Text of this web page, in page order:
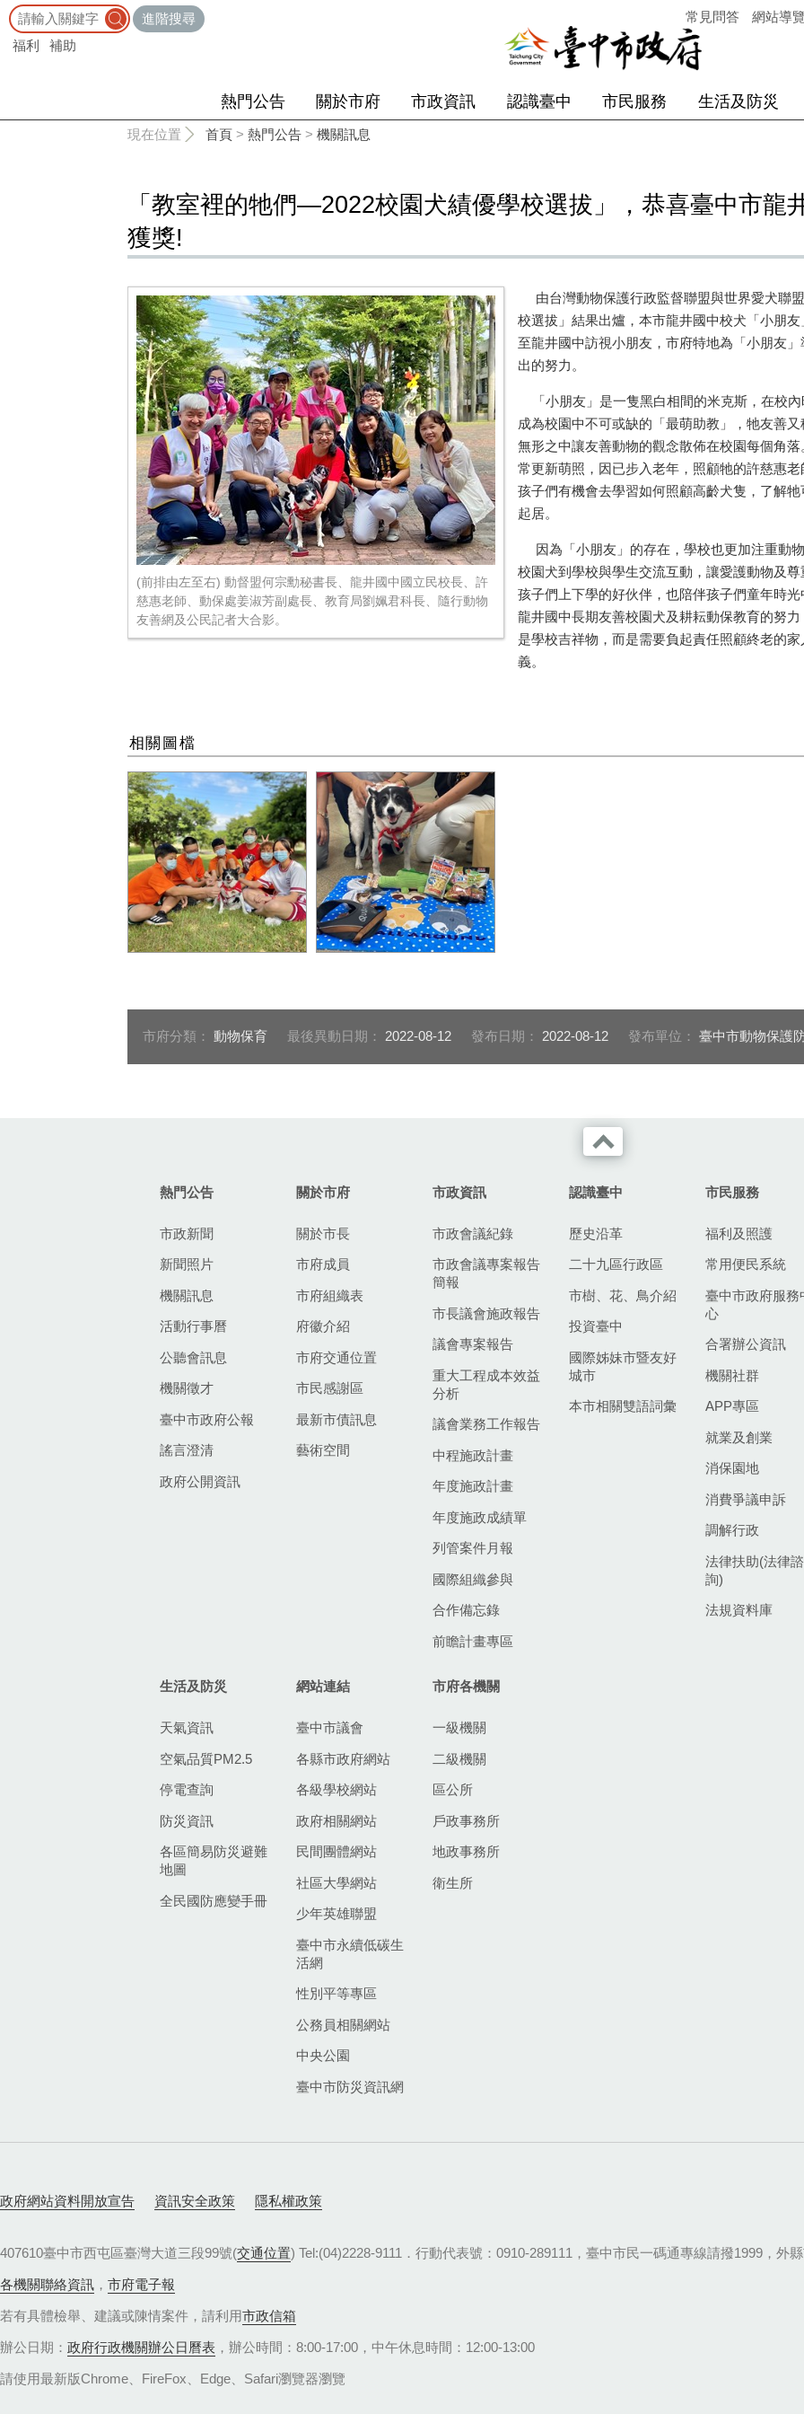
進階搜尋
福利
補助
常見問答 網站導
熱門公告 關於市府 市政資訊 認識臺中 市民服務 生活及防災
現在位置 首頁 > 熱門公告 > 機關訊息
「教室裡的牠們—2022校園犬績優學校選拔」，恭喜臺中市龍
獲獎!
(前排由左至右) 動督盟何宗勳秘書長、龍井國中國立民校長、許
慈惠老師、動保處姜淑芳副處長、教育局劉姵君科長、隨行動物
友善網及公民記者大合影。
由台灣動物保護行政監督聯盟與世界愛犬聯
校選拔」結果出爐，本市龍井國中校犬「小朋
至龍井國中訪視小朋友，市府特地為「小朋友
出的努力。
「小朋友」是一隻黑白相間的米克斯，在校
成為校園中不可或缺的「最萌助教」，牠友善
無形之中讓友善動物的觀念散佈在校園每個角
常更新萌照，因已步入老年，照顧牠的許慈惠
孩子們有機會去學習如何照顧高齡犬隻，了解
起居。
因為「小朋友」的存在，學校也更加注重動
校園犬到學校與學生交流互動，讓愛護動物及
孩子們上下學的好伙伴，也陪伴孩子們童年時
龍井國中長期友善校園犬及耕耘動保教育的努
是學校吉祥物，而是需要負起責任照顧終老的
義。
相關圖檔
市府分類： 動物保育 最後異動日期： 2022-08-12 發布日期： 2022-08-12 發布單位： 臺中市動物保護
熱門公告
市政新聞
新聞照片
機關訊息
活動行事曆
公聽會訊息
機關徵才
臺中市政府公報
謠言澄清
政府公開資訊
關於市府
關於市長
市府成員
市府組織表
府徽介紹
市府交通位置
市民感謝區
最新市債訊息
藝術空間
市政資訊
市政會議紀錄
市政會議專案報告
簡報
市長議會施政報告
議會專案報告
重大工程成本效益
分析
議會業務工作報告
中程施政計畫
年度施政計畫
年度施政成績單
列管案件月報
國際組織參與
合作備忘錄
前瞻計畫專區
認識臺中
歷史沿革
二十九區行政區
市樹、花、鳥介紹
投資臺中
國際姊妹市暨友好
城市
本市相關雙語詞彙
市民服務
福利及照護
常用便民系統
臺中市政府服務
心
合署辦公資訊
機關社群
APP專區
就業及創業
消保園地
消費爭議申訴
調解行政
法律扶助(法律諮
詢)
法規資料庫
生活及防災
天氣資訊
空氣品質PM2.5
停電查詢
防災資訊
各區簡易防災避難
地圖
全民國防應變手冊
網站連結
臺中市議會
各縣市政府網站
各級學校網站
政府相關網站
民間團體網站
社區大學網站
少年英雄聯盟
臺中市永續低碳生
活網
性別平等專區
公務員相關網站
中央公園
臺中市防災資訊網
市府各機關
一級機關
二級機關
區公所
戶政事務所
地政事務所
衛生所
政府網站資料開放宣告 資訊安全政策 隱私權政策
407610臺中市西屯區臺灣大道三段99號(交通位置) Tel:(04)2228-9111．行動代表號：0910-289111，臺中市民一碼通專線請撥1999，外
各機關聯絡資訊 ， 市府電子報
若有具體檢舉、建議或陳情案件，請利用市政信箱
辦公日期： 政府行政機關辦公日曆表 ，辦公時間：8:00-17:00，中午休息時間：12:00-13:00
請使用最新版Chrome、FireFox、Edge、Safari瀏覽器瀏覽